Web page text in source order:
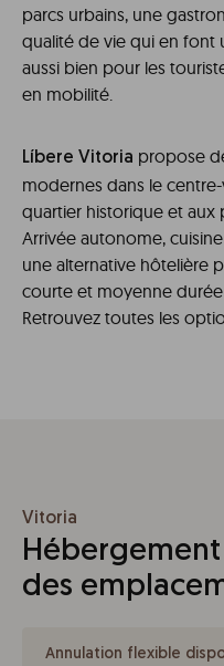
parcs urbains, une
qualité de vie qui en font
aussi bien pour les
en mobilité.
Líbere Vitoria propose
modernes dans le
quartier historique et aux
Arrivée autonome,
une alternative hôtelière
courte et moyenne
Retrouvez toutes les
Vitoria
des
Annulation flexible